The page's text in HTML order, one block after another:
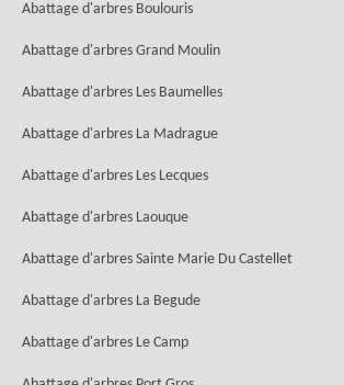
Abattage d'arbres Boulouris
Abattage d'arbres Grand Moulin
Abattage d'arbres Les Baumelles
Abattage d'arbres La Madrague
Abattage d'arbres Les Lecques
Abattage d'arbres Laouque
Abattage d'arbres Sainte Marie Du Castellet
Abattage d'arbres La Begude
Abattage d'arbres Le Camp